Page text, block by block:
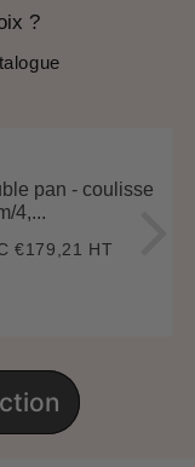
?
pan - coulisse
4,...
€215,05
€179,21 HT